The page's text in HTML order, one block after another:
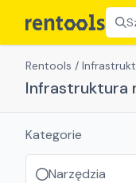
Rentools /
Infrastruktura
Kategorie
Narzędzia